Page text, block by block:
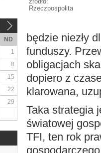
Rzeczpospolita
będzie niezły
funduszy.
obligacjach
dopiero z
klarowana,
Taka strategia
światowej
TFI, ten rok
ND
1
8
15
22
29